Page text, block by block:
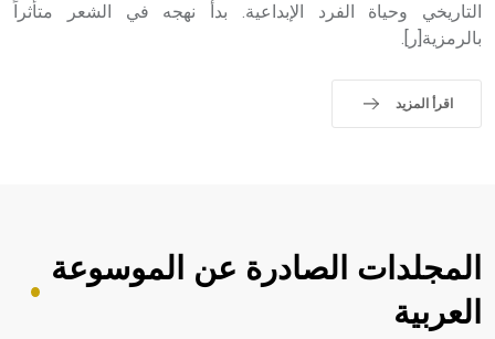
التاريخي وحياة الفرد الإبداعية. بدأ نهجه في الشعر متأثراً
بالرمزية[ر].
اقرأ المزيد
المجلدات الصادرة عن الموسوعة
العربية